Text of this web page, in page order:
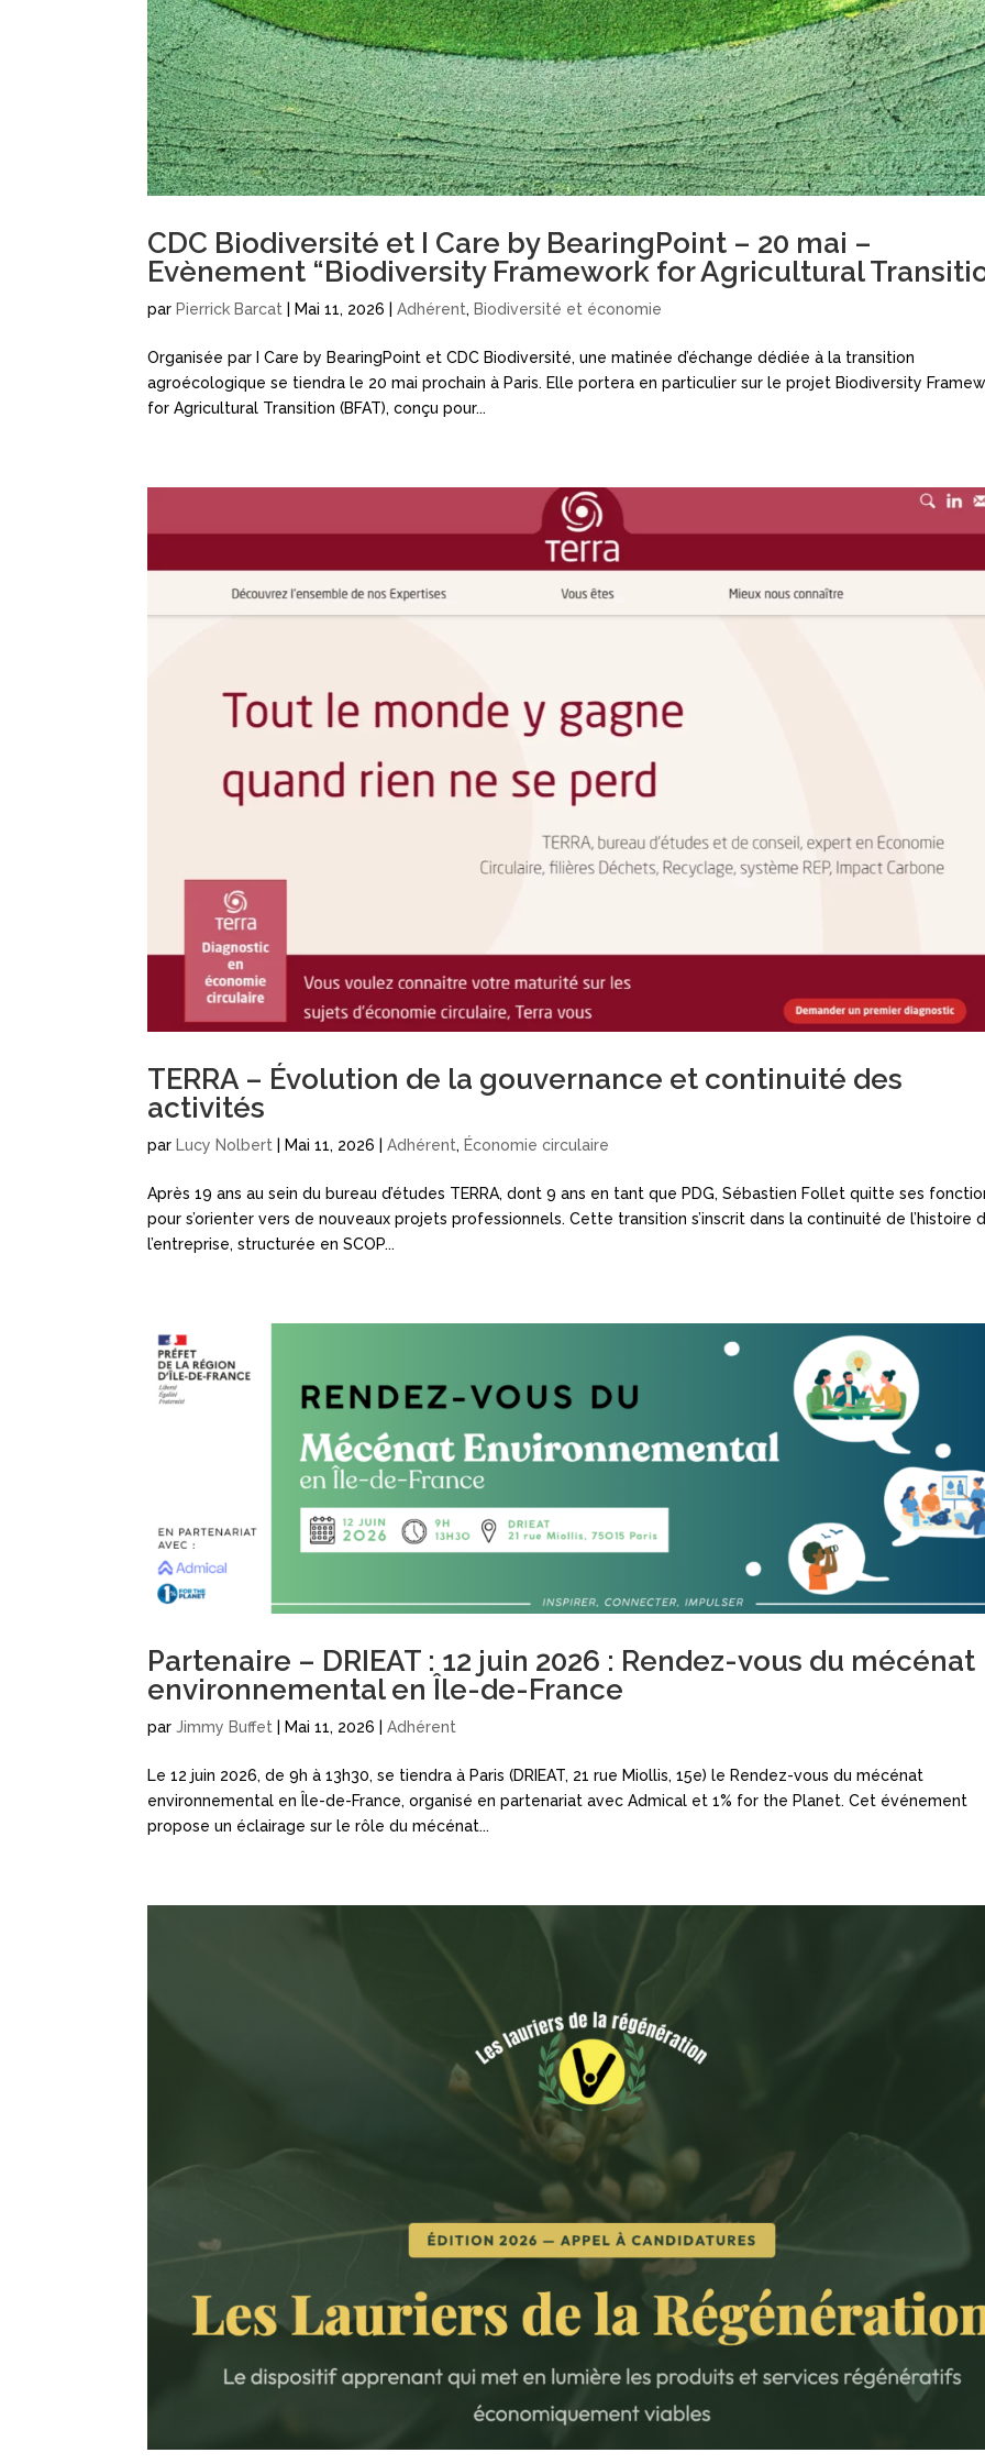
CDC Biodiversité et I Care by BearingPoint – 20 mai –
Evènement “Biodiversity Framework for Agricultural
par Pierrick Barcat Mai 11, 2026 |Adhérent, Biodiversité et économie
Organisée par I Care by BearingPoint et CDC Biodiversité, une matinée d’échange dédiée à la transition
agroécologique se tiendra le 20 mai prochain à Paris. Elle portera en particulier sur le projet Biodiversity
for Agricultural Transition (BFAT), conçu pour...
TERRA – Évolution de la gouvernance et continuité des
activités
par Lucy Nolbert Mai 11, 2026 |Adhérent, Économie circulaire
Après 19 ans au sein du bureau d’études TERRA, dont 9 ans en tant que PDG, Sébastien Follet quitte ses
pour s’orienter vers de nouveaux projets professionnels. Cette transition s’inscrit dans la continuité de l’histoire
l’entreprise, structurée en SCOP...
Partenaire – DRIEAT : 12 juin 2026 : Rendez-vous du mécénat
environnemental en Île-de-France
parJimmy Buffet Mai 11, 2026 |Adhérent
Le 12 juin 2026, de 9h à 13h30, se tiendra à Paris (DRIEAT, 21 rue Miollis, 15e) le Rendez-vous du mécénat
environnemental en Île-de-France, organisé en partenariat avec Admical et 1% for the Planet. Cet événement
propose un éclairage sur le rôle du mécénat...